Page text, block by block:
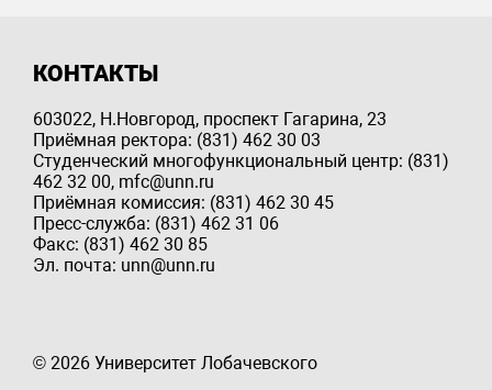
КОНТАКТЫ
603022, Н.Новгород, проспект Гагарина, 23
Приёмная ректора: (831) 462 30 03
Студенческий многофункциональный центр: (831)
462 32 00, mfc@unn.ru
Приёмная комиссия: (831) 462 30 45
Пресс-служба: (831) 462 31 06
Факс: (831) 462 30 85
Эл. почта: unn@unn.ru
© 2026 Университет Лобачевского